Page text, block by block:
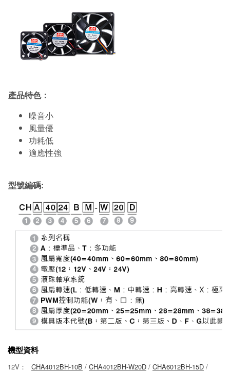
產品特色：
噪音小
風量優
功耗低
適應性強
型號編碼:
機型資料
12V： CHA4012BH-10B / CHA4012BH-W20D / CHA6012BH-15D /